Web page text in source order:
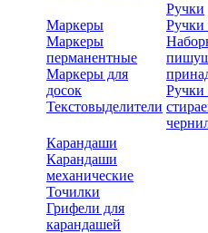
Маркеры
Маркеры
перманентные
Маркеры для
досок
Текстовыделители
Ручки
Ручки
Ручки
Карандаши
Карандаши
механические
Точилки
Грифели для
карандашей